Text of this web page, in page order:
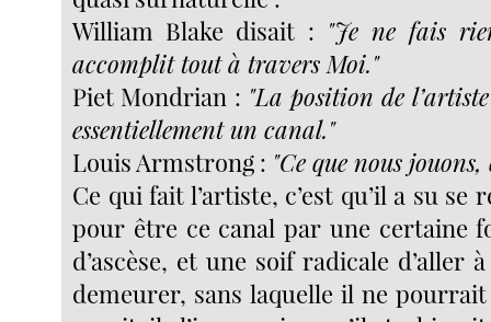
William Blake disait : "Je ne fais
accomplit tout à travers Moi."
Piet Mondrian : "La position de
essentiellement un canal."
Louis Armstrong : "Ce que nous jouons,
Ce qui fait l’artiste, c’est qu’il a su se
pour être ce canal par une certaine
d’ascèse, et une soif radicale d’aller à
demeurer, sans laquelle il ne